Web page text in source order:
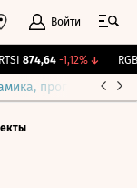
Войти
RTSI 874,64 -1,12%↓ RGBI
прогнозы